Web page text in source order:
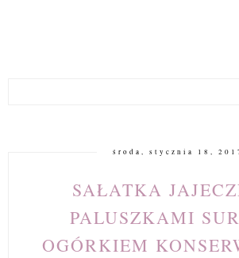
środa, stycznia 18,
SAŁATKA
PALUSZKAMI
OGÓRKIEM